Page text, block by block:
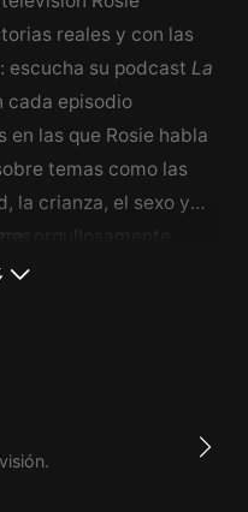
reales y con las
escucha su podcast La
cada episodio
las que Rosie habla
temas como las
la crianza, el sexo y
orgullosamente
Sabe lo que
vencido hasta
en este